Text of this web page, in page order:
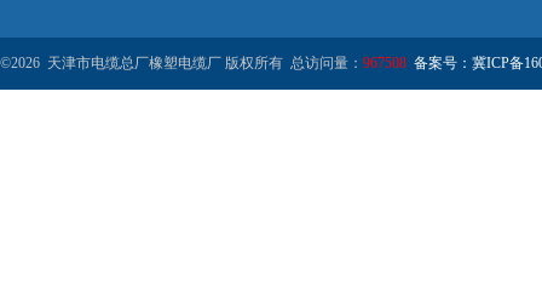
©2026 天津市电缆总厂橡塑电缆厂 版权所有 总访问量： 967508 备案号：冀ICP备